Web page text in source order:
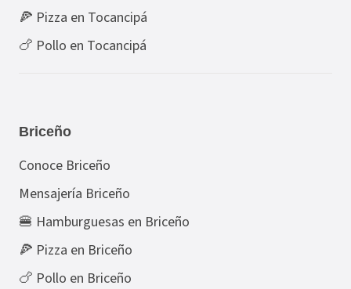
🍕 Pizza en Tocancipá
🍗 Pollo en Tocancipá
Briceño
Conoce Briceño
Mensajería Briceño
🍔 Hamburguesas en Briceño
🍕 Pizza en Briceño
🍗 Pollo en Briceño